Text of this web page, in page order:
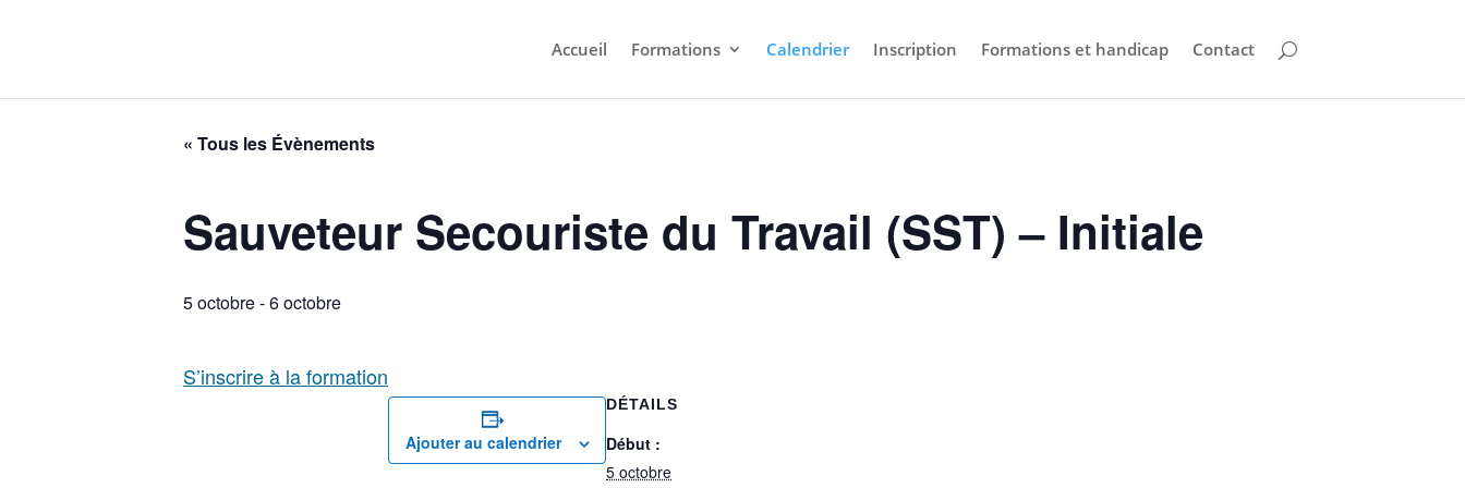
Accueil Formations Calendrier Inscription Formations et handicap Contact
« Tous les Évènements
Sauveteur Secouriste du Travail (SST) – Initiale
5 octobre-6 octobre
S’inscrire à la formation
Ajouter au calendrier
DÉTAILS
Début :
5 octobre